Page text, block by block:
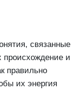
связанные
происхождение и
правильно
их энергия